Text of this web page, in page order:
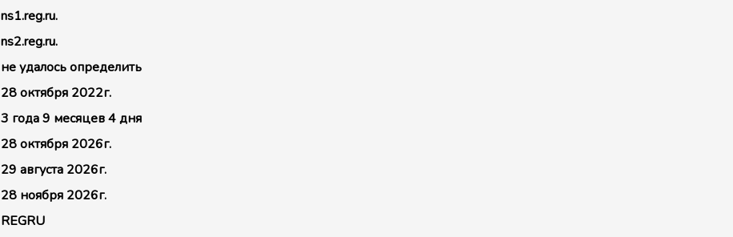
ns1.reg.ru.
ns2.reg.ru.
не удалось определить
28 октября 2022г.
3 года 9 месяцев 4 дня
28 октября 2026г.
29 августа 2026г.
28 ноября 2026г.
REGRU